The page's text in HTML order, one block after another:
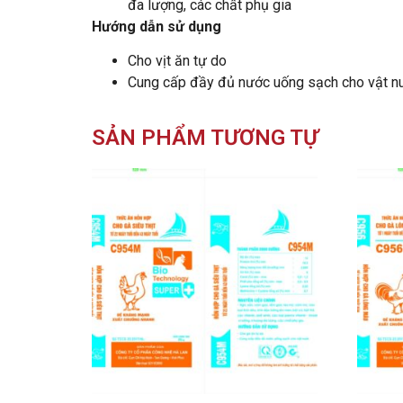
đa lượng, các chất phụ gia
Hướng dẫn sử dụng
Cho vịt ăn tự do
Cung cấp đầy đủ nước uống sạch cho vật
SẢN PHẨM TƯƠNG TỰ